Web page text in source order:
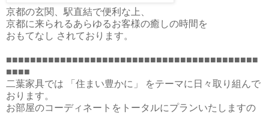
京都の玄関、駅直結で便利な上、
京都に来られるあらゆるお客様の癒しの時間を
おもてなし されております。
■■■■■■■■■■■■■■■■■■■■■■■■■■■■■■■■■■■■■■■■■■
■■■■
二葉家具では 「住まい豊かに」 をテーマに日々取り組んで
おります。
お部屋のコーディネートをトータルにプランいたしますの